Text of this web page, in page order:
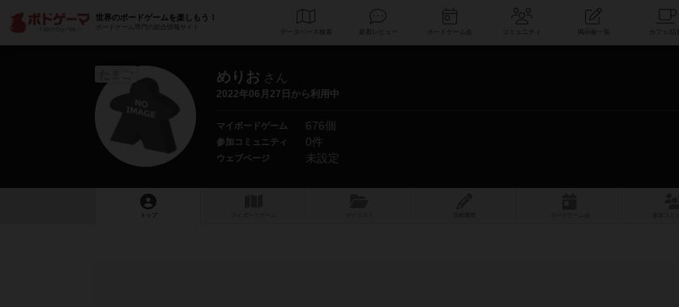
世界のボードゲームを楽しもう！
ボードゲーム専門の総合情報サイト
データベース コミュニティ
めりお さん
2022年06月27日から利用中
マイボードゲーム 676個
参加コミュニティ 0件
ウェブページ 未設定
トップ